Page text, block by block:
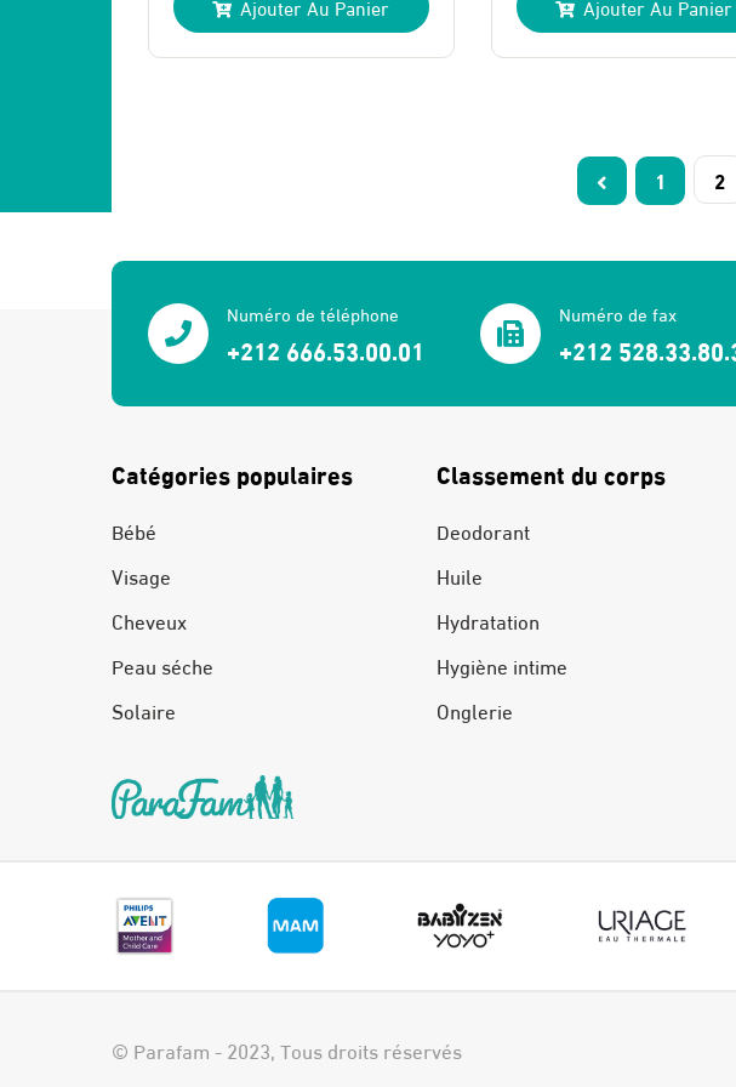
initial
était :
actuel
est :
Ajouter Au Panier
initial
était :
actuel
est :
Ajouter Au Panier
1 2
Numéro de téléphone
+212 666.53.00.01
Numéro de fax
+212
Catégories populaires
Bébé
Visage
Cheveux
Peau séche
Solaire
Classement du corps
Deodorant
Huile
Hydratation
Hygiène intime
Onglerie
© Parafam - 2023, Tous droits réservés